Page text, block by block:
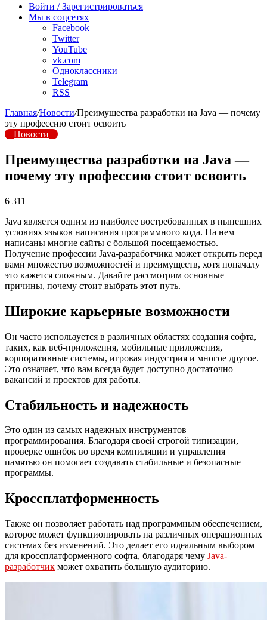
радио
Войти / Зарегистрироваться
Мы в соцсетях
Facebook
Twitter
YouTube
vk.com
Одноклассники
Telegram
RSS
Главная/Новости/Преимущества разработки на Java — почему
эту профессию стоит освоить
Новости
Преимущества разработки на Java —
почему эту профессию стоит освоить
6 311
Java является одним из наиболее востребованных в нынешних
условиях языков написания программного кода. На нем
написаны многие сайты с большой посещаемостью.
Получение профессии Java-разработчика может открыть перед
вами множество возможностей и преимуществ, хотя поначалу
это кажется сложным. Давайте рассмотрим основные
причины, почему стоит выбрать этот путь.
Широкие карьерные возможности
Он часто используется в различных областях создания софта,
таких, как веб-приложения, мобильные приложения,
корпоративные системы, игровая индустрия и многое другое.
Это означает, что вам всегда будет доступно достаточно
вакансий и проектов для работы.
Стабильность и надежность
Это один из самых надежных инструментов
программирования. Благодаря своей строгой типизации,
проверке ошибок во время компиляции и управления
памятью он помогает создавать стабильные и безопасные
программы.
Кроссплатформенность
Также он позволяет работать над программным обеспечением,
которое может функционировать на различных операционных
системах без изменений. Это делает его идеальным выбором
для кроссплатформенного софта, благодаря чему Java-
разработчик может охватить большую аудиторию.